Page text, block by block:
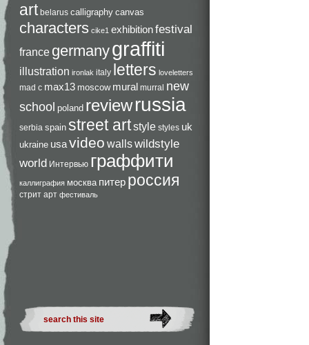
art belarus calligraphy canvas
characters cike1 exhibitionfestival
france germanygraffiti
illustration ironlak italy letters loveletters
mad c max13 moscow mural murral new
school poland reviewrussia
serbia spain street artstyle styles uk
ukraine usavideo wallswildstyle
world Интервью граффити
каллиграфия москва питер россия
стрит арт фестиваль